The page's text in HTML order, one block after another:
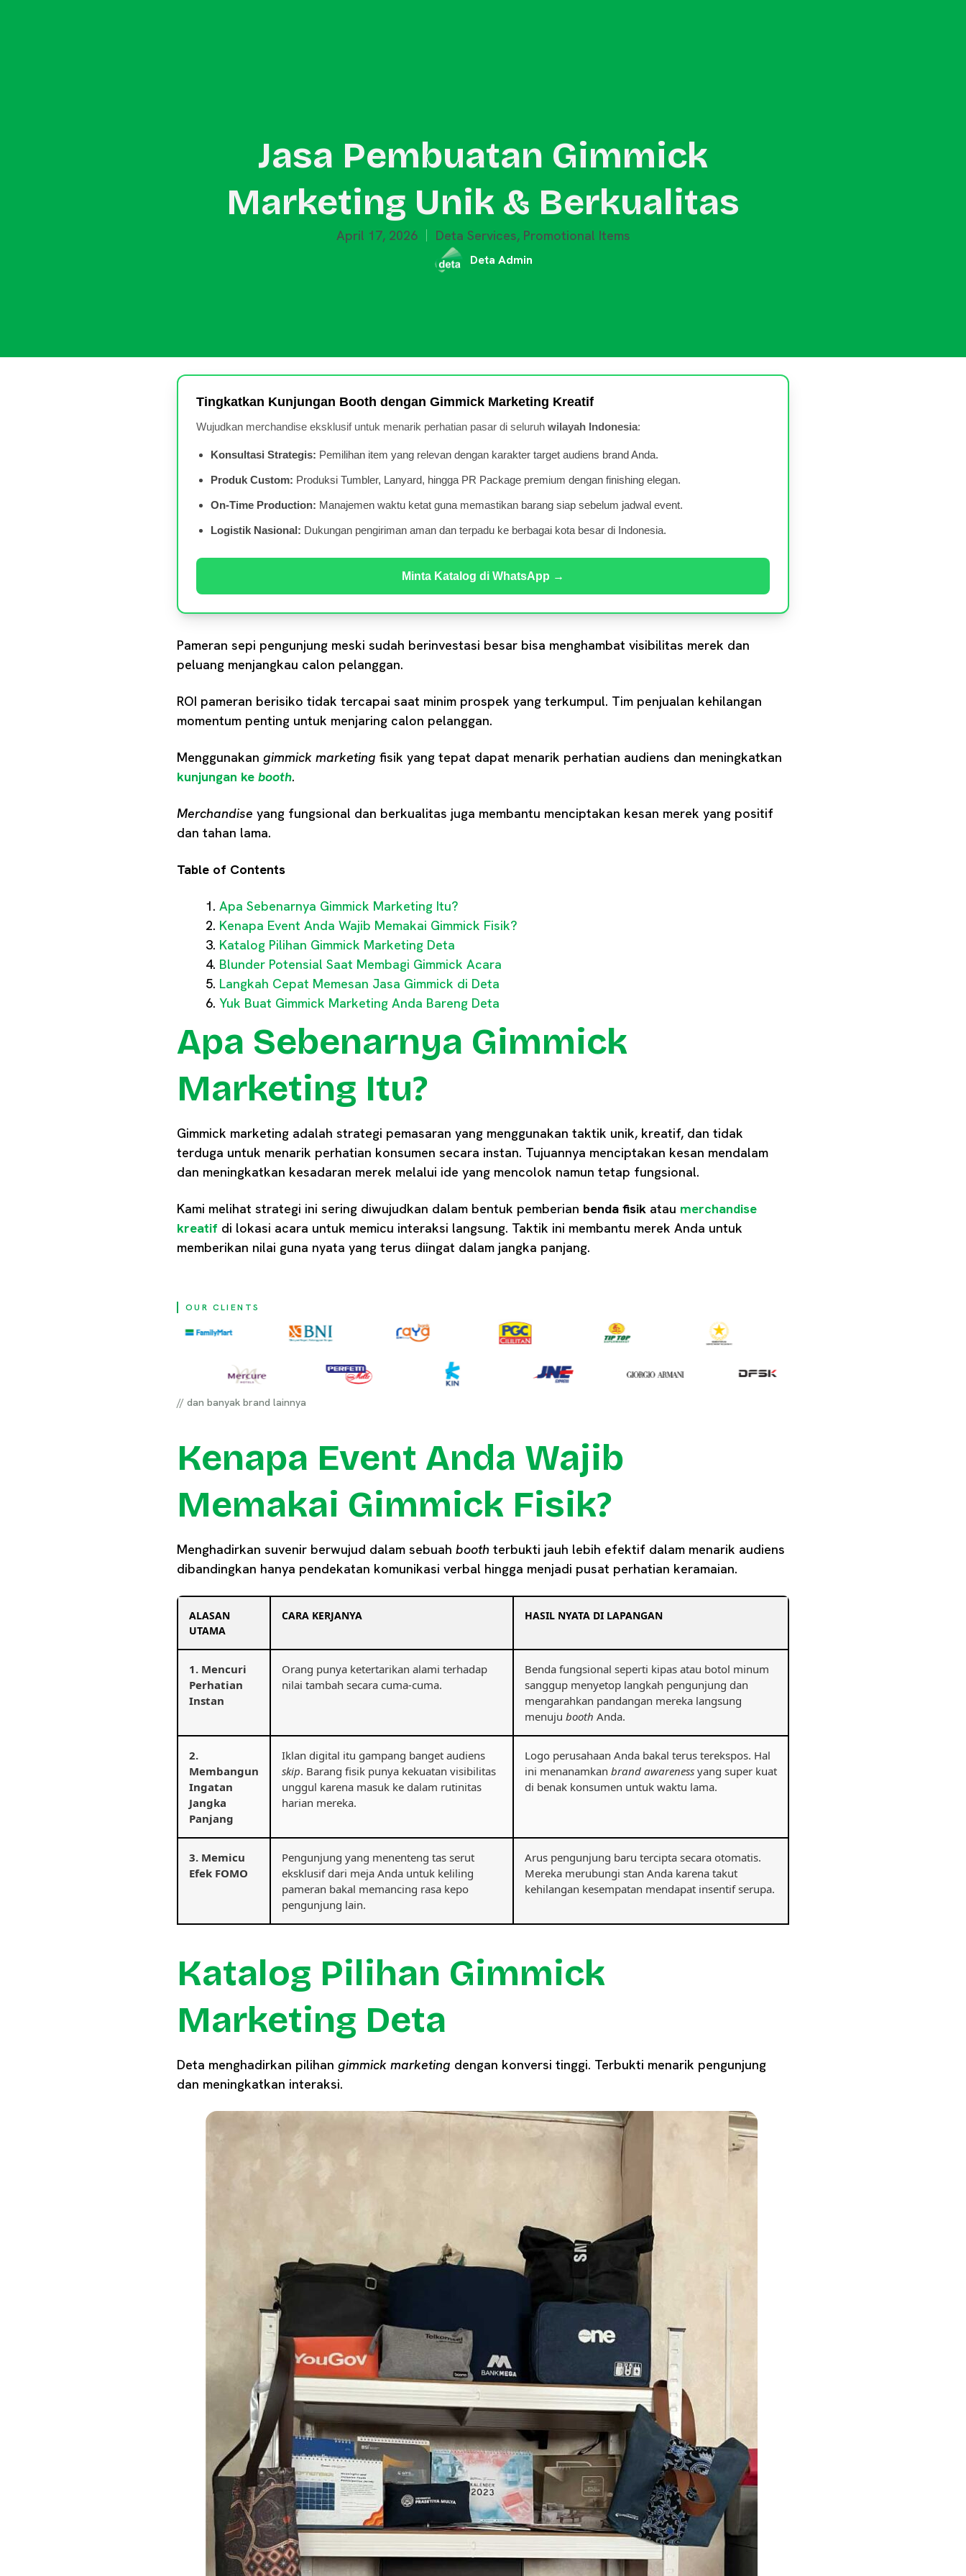
Jasa Pembuatan Gimmick
Marketing Unik & Berkualitas
April 17, 2026 Deta Services, Promotional Items
Deta Admin
Tingkatkan Kunjungan Booth dengan Gimmick Marketing Kreatif
Wujudkan merchandise eksklusif untuk menarik perhatian pasar di seluruh wilayah Indonesia:
Konsultasi Strategis: Pemilihan item yang relevan dengan karakter target audiens brand Anda.
Produk Custom: Produksi Tumbler, Lanyard, hingga PR Package premium dengan finishing elegan.
On-Time Production: Manajemen waktu ketat guna memastikan barang siap sebelum jadwal event.
Logistik Nasional: Dukungan pengiriman aman dan terpadu ke berbagai kota besar di Indonesia.
Minta Katalog di WhatsApp →
Pameran sepi pengunjung meski sudah berinvestasi besar bisa menghambat visibilitas merek dan
peluang menjangkau calon pelanggan.
ROI pameran berisiko tidak tercapai saat minim prospek yang terkumpul. Tim penjualan kehilangan
momentum penting untuk menjaring calon pelanggan.
Menggunakan gimmick marketing fisik yang tepat dapat menarik perhatian audiens dan meningkatkan
kunjungan ke booth.
Merchandise yang fungsional dan berkualitas juga membantu menciptakan kesan merek yang positif
dan tahan lama.
Table of Contents
Apa Sebenarnya Gimmick Marketing Itu?
Kenapa Event Anda Wajib Memakai Gimmick Fisik?
Katalog Pilihan Gimmick Marketing Deta
Blunder Potensial Saat Membagi Gimmick Acara
Langkah Cepat Memesan Jasa Gimmick di Deta
Yuk Buat Gimmick Marketing Anda Bareng Deta
Apa Sebenarnya Gimmick
Marketing Itu?
Gimmick marketing adalah strategi pemasaran yang menggunakan taktik unik, kreatif, dan tidak
terduga untuk menarik perhatian konsumen secara instan. Tujuannya menciptakan kesan mendalam
dan meningkatkan kesadaran merek melalui ide yang mencolok namun tetap fungsional.
Kami melihat strategi ini sering diwujudkan dalam bentuk pemberian benda fisik atau merchandise
kreatif di lokasi acara untuk memicu interaksi langsung. Taktik ini membantu merek Anda untuk
memberikan nilai guna nyata yang terus diingat dalam jangka panjang.
OUR CLIENTS
// dan banyak brand lainnya
Kenapa Event Anda Wajib
Memakai Gimmick Fisik?
Menghadirkan suvenir berwujud dalam sebuah booth terbukti jauh lebih efektif dalam menarik audiens
dibandingkan hanya pendekatan komunikasi verbal hingga menjadi pusat perhatian keramaian.
ALASAN
UTAMA
CARA KERJANYA HASIL NYATA DI LAPANGAN
1. Mencuri
Perhatian
Instan
Orang punya ketertarikan alami terhadap
nilai tambah secara cuma-cuma.
Benda fungsional seperti kipas atau botol minum
sanggup menyetop langkah pengunjung dan
mengarahkan pandangan mereka langsung
menuju booth Anda.
2.
Membangun
Ingatan
Jangka
Panjang
Iklan digital itu gampang banget audiens
skip. Barang fisik punya kekuatan visibilitas
unggul karena masuk ke dalam rutinitas
harian mereka.
Logo perusahaan Anda bakal terus terekspos. Hal
ini menanamkan brand awareness yang super kuat
di benak konsumen untuk waktu lama.
3. Memicu
Efek FOMO
Pengunjung yang menenteng tas serut
eksklusif dari meja Anda untuk keliling
pameran bakal memancing rasa kepo
pengunjung lain.
Arus pengunjung baru tercipta secara otomatis.
Mereka merubungi stan Anda karena takut
kehilangan kesempatan mendapat insentif serupa.
Katalog Pilihan Gimmick
Marketing Deta
Deta menghadirkan pilihan gimmick marketing dengan konversi tinggi. Terbukti menarik pengunjung
dan meningkatkan interaksi.